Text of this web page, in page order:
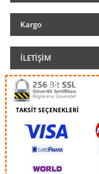
Kargo
İLETIŞIM
TAKSİT SEÇENEKLERİ